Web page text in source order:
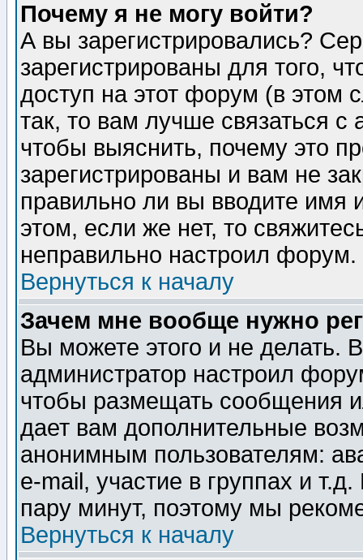
Почему я не могу войти?
А вы зарегистрировались?
зарегистрированы для того,
доступ на этот форум (в этом
так, то вам лучше связаться
чтобы выяснить, почему это
зарегистрированы и вам не
правильно ли вы вводите
этом, если же нет, то
неправильно настроил форум.
Вернуться к началу
Зачем мне вообще нужно
Вы можете этого и не делать.
администратор настроил
чтобы размещать сообщения
дает вам дополнительные
анонимным пользователям:
e-mail, участие в группах и
пару минут, поэтому мы
Вернуться к началу